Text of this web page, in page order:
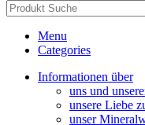
Menu
Categories
Informationen über
uns und
unsere Liebe
unser